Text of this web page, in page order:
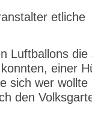
etliche
Luftballons die
einer
sich wer wollte
den